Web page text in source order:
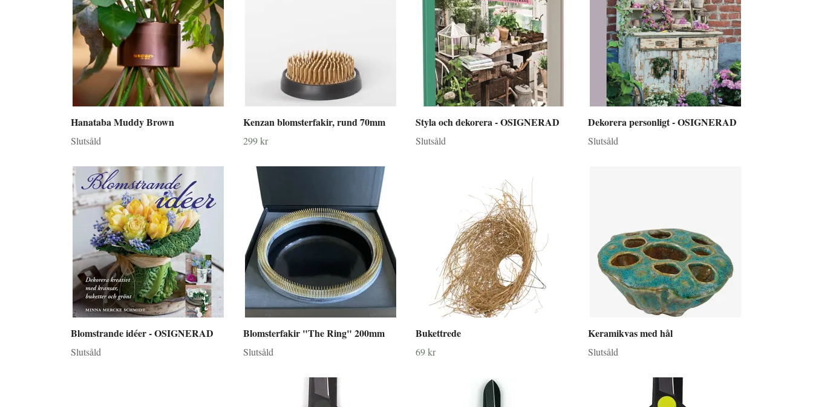
Hanataba Muddy Brown
Slutsåld
Kenzan blomsterfakir, rund 70mm
299 kr
Styla och dekorera - OSIGNERAD
Slutsåld
Dekorera personligt - OSIGNERAD
Slutsåld
Blomstrande idéer - OSIGNERAD
Slutsåld
Blomsterfakir "The Ring" 200mm
Slutsåld
Bukettrede
69 kr
Keramikvas med hål
Slutsåld